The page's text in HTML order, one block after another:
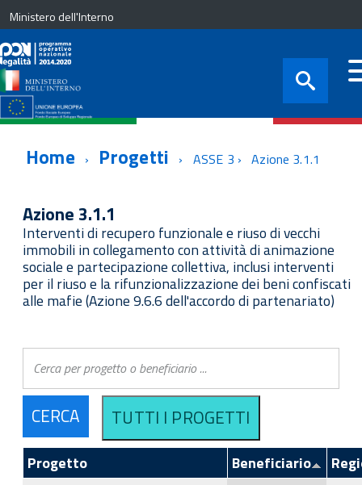
Ministero dell'Interno
Home Progetti ASSE 3 Azione 3.1.1
Azione 3.1.1
Interventi di recupero funzionale e riuso di vecchi
immobili in collegamento con attività di animazione
sociale e partecipazione collettiva, inclusi interventi
per il riuso e la rifunzionalizzazione dei beni confiscati
alle mafie (Azione 9.6.6 dell'accordo di partenariato)
Progetto Beneficiario